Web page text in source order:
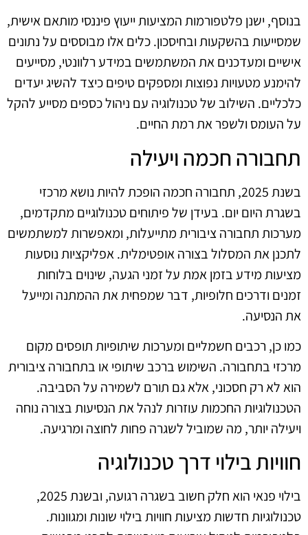
בנוסף, ישנן פלטפורמות המציעות ייעוץ פיננסי מותאם אישית,
שמסייעות בהשקעות ובחיסכון. כלים אלו מבוססים על נתונים
אישיים ומעדכנים את המשתמשים במידע רלוונטי, מסייעים
להימנע מטעויות נפוצות ומספקים טיפים כיצד להשיג יעדים
כלכליים. השילוב של טכנולוגיה עם ניהול כספים מסייע להקל
על העומס ולשפר את רמת החיים.
תחבורה חכמה ויעילה
בשנת 2025, תחבורה חכמה הופכת להיות נושא מרכזי
בשגרת היום יום. בעידן של פיתוחים טכנולוגיים מתקדמים,
מערכות תחבורה ציבורית מתייעלות, ומאפשרות למשתמשים
לתכנן את המסלול בצורה אופטימלית. אפליקציות נוסעות
מציעות מידע בזמן אמת על זמני הגעה, שינוים בלוחות
זמנים ודרכים חלופיות, דבר שמפחית את ההמתנה ומייעל
את הנסיעה.
כמו כן, רכבים חשמליים ומערכות שיתופיות תופסים מקום
מרכזי בתחבורה. השימוש ברכב שיתופי או בתחבורה ציבורית
הוא לא רק חסכוני, אלא גם תורם לשמירה על הסביבה.
הטכנולוגיות החכמות עוזרות לנהל את הנסיעות בצורה נוחה
ויעילה יותר, מה שמוביל לשגרה פחות לחוצה ומרגיעה.
חוויות בילוי דרך טכנולוגיה
בילוי פנאי הוא חלק חשוב בשגרה רגועה, ובשנת 2025,
טכנולוגיות חדשות מציעות חוויות בילוי שונות ומגוונות.